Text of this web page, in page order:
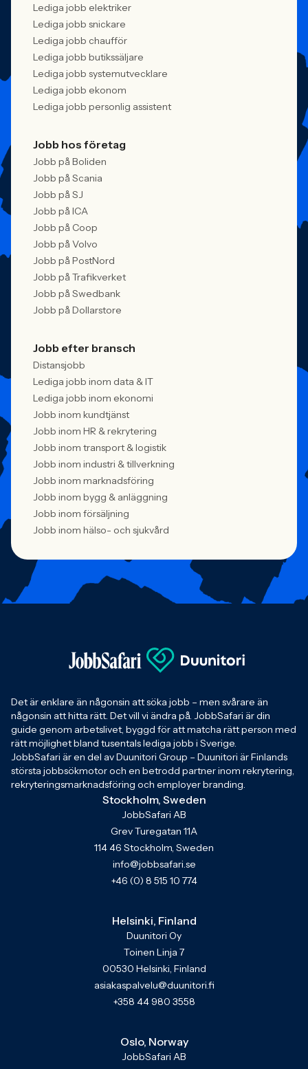
Lediga jobb elektriker
Lediga jobb snickare
Lediga jobb chaufför
Lediga jobb butikssäljare
Lediga jobb systemutvecklare
Lediga jobb ekonom
Lediga jobb personlig assistent
Jobb hos företag
Jobb på Boliden
Jobb på Scania
Jobb på SJ
Jobb på ICA
Jobb på Coop
Jobb på Volvo
Jobb på PostNord
Jobb på Trafikverket
Jobb på Swedbank
Jobb på Dollarstore
Jobb efter bransch
Distansjobb
Lediga jobb inom data & IT
Lediga jobb inom ekonomi
Jobb inom kundtjänst
Jobb inom HR & rekrytering
Jobb inom transport & logistik
Jobb inom industri & tillverkning
Jobb inom marknadsföring
Jobb inom bygg & anläggning
Jobb inom försäljning
Jobb inom hälso- och sjukvård
Det är enklare än någonsin att söka jobb – men svårare än
någonsin att hitta rätt. Det vill vi ändra på. JobbSafari är din
guide genom arbetslivet, byggd för att matcha rätt person med
rätt möjlighet bland tusentals lediga jobb i Sverige.
JobbSafari är en del av Duunitori Group – Duunitori är Finlands
största jobbsökmotor och en betrodd partner inom rekrytering,
rekryteringsmarknadsföring och employer branding.
Stockholm, Sweden
JobbSafari AB
Grev Turegatan 11A
114 46 Stockholm, Sweden
info@jobbsafari.se
+46 (0) 8 515 10 774
Helsinki, Finland
Duunitori Oy
Toinen Linja 7
00530 Helsinki, Finland
asiakaspalvelu@duunitori.fi
+358 44 980 3558
Oslo, Norway
JobbSafari AB